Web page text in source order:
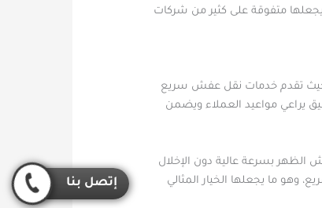
متفوقة على كثير من شركات
حيث تقدم خدمات نقل عفش سريع
يراعي مواعيد العملاء ويضمن
بسرعة عالية دون الإخلال
وهو ما يجعلها الخيار المثالي
إتصل بنا